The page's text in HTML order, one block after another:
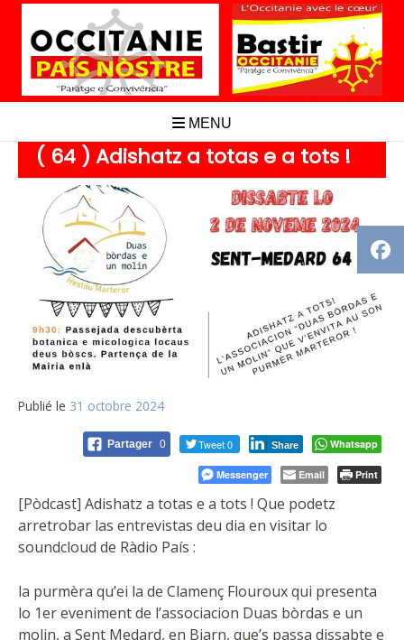
Aller
contenu
MENU
( 64 ) Adishatz a totas e a tots !
Publié le 31 octobre 2024
Partager 0 Tweet 0 Share Whatsapp
Messenger Email Print
[Pòdcast] Adishatz a totas e a tots ! Que podetz
arretrobar las entrevistas deu dia en visitar lo
soundcloud de Ràdio País :
la purmèra qu’ei la de Clamenç Flouroux qui presenta
lo 1er eveniment de l’associacion Duas bòrdas e un
molin, a Sent Medard, en Biarn, que’s passa dissabte e